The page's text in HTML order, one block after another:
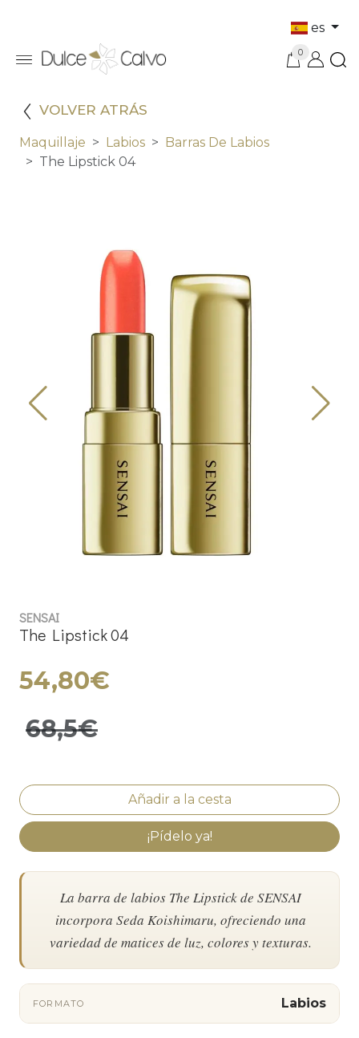
es
0
VOLVER ATRÁS
Maquillaje Labios
Barras De Labios
The Lipstick 04
SENSAI
The Lipstick 04
54,80€
68,5€
¡Pídelo ya!
La barra de labios The Lipstick de SENSAI
incorpora Seda Koishimaru, ofreciendo una
variedad de matices de luz, colores y texturas.
FORMATO Labios